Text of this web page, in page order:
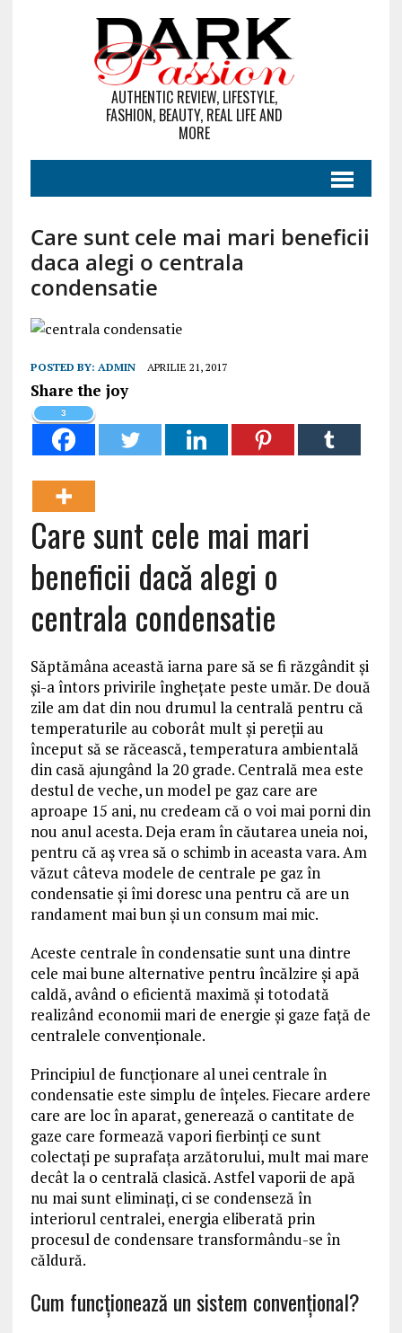
AUTHENTIC REVIEW, LIFESTYLE,
FASHION, BEAUTY, REAL LIFE AND
MORE
Care sunt cele mai mari beneficii
daca alegi o centrala
condensatie
POSTED BY: ADMIN APRILIE 21, 2017
Share the joy
3
Care sunt cele mai mari
beneficii dacă alegi o
centrala condensatie
Săptămâna această iarna pare să se fi răzgândit şi
şi-a întors privirile îngheţate peste umăr. De două
zile am dat din nou drumul la centrală pentru că
temperaturile au coborât mult şi pereţii au
început să se răcească, temperatura ambientală
din casă ajungând la 20 grade. Centrală mea este
destul de veche, un model pe gaz care are
aproape 15 ani, nu credeam că o voi mai porni din
nou anul acesta. Deja eram în căutarea uneia noi,
pentru că aş vrea să o schimb in aceasta vara. Am
văzut câteva modele de centrale pe gaz în
condensatie şi îmi doresc una pentru că are un
randament mai bun şi un consum mai mic.
Aceste centrale în condensatie sunt una dintre
cele mai bune alternative pentru încălzire şi apă
caldă, având o eficientă maximă şi totodată
realizând economii mari de energie şi gaze faţă de
centralele convenţionale.
Principiul de funcţionare al unei centrale în
condensatie este simplu de înţeles. Fiecare ardere
care are loc în aparat, generează o cantitate de
gaze care formează vapori fierbinţi ce sunt
colectaţi pe suprafaţa arzătorului, mult mai mare
decât la o centrală clasică. Astfel vaporii de apă
nu mai sunt eliminaţi, ci se condenseză în
interiorul centralei, energia eliberată prin
procesul de condensare transformându-se în
căldură.
Cum funcţionează un sistem convenţional?